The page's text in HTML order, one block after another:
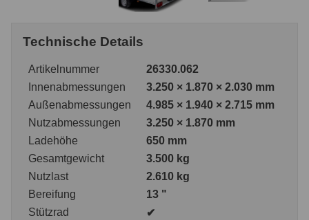
Technische Details
Artikelnummer
26330.062
Innenabmessungen
3.250 × 1.870 × 2.030 mm
Außenabmessungen
4.985 × 1.940 × 2.715 mm
Nutzabmessungen
3.250 × 1.870 mm
Ladehöhe
650 mm
Gesamtgewicht
3.500 kg
Nutzlast
2.610 kg
Bereifung
13 "
Stützrad
✔